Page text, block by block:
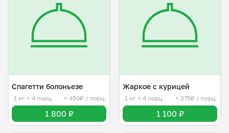
Спагетти болоньезе
1 кг ≈ 4 порц. ≈ 450₽ / порц.
1 800 ₽
Жаркое с курицей
1 кг ≈ 4 порц. ≈ 275₽ / порц.
1 100 ₽